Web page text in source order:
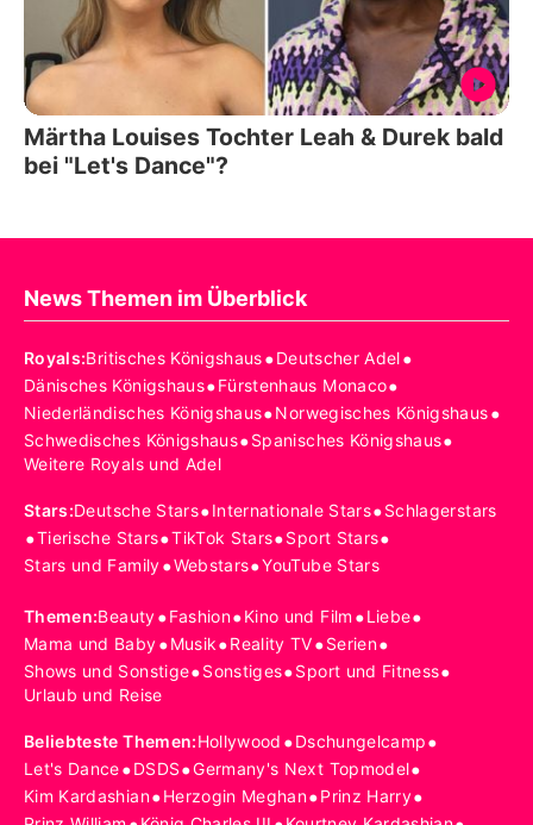
Märtha Louises Tochter Leah & Durek bald
bei "Let's Dance"?
News Themen im Überblick
Royals:Britisches Königshaus•Deutscher Adel•
Dänisches Königshaus•Fürstenhaus Monaco•
Niederländisches Königshaus•Norwegisches Königshaus•
Schwedisches Königshaus•Spanisches Königshaus•
Weitere Royals und Adel
Stars:Deutsche Stars•Internationale Stars•Schlagerstars
•Tierische Stars•TikTok Stars•Sport Stars•
Stars und Family•Webstars•YouTube Stars
Themen:Beauty•Fashion•Kino und Film •Liebe•
Mama und Baby•Musik•Reality TV•Serien•
Shows und Sonstige•Sonstiges•Sport und Fitness•
Urlaub und Reise
Beliebteste Themen:Hollywood •Dschungelcamp•
Let's Dance•DSDS•Germany's Next Topmodel•
Kim Kardashian•Herzogin Meghan•Prinz Harry•